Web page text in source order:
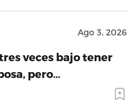
Ago 3, 2026
veces bajo tener
pero…